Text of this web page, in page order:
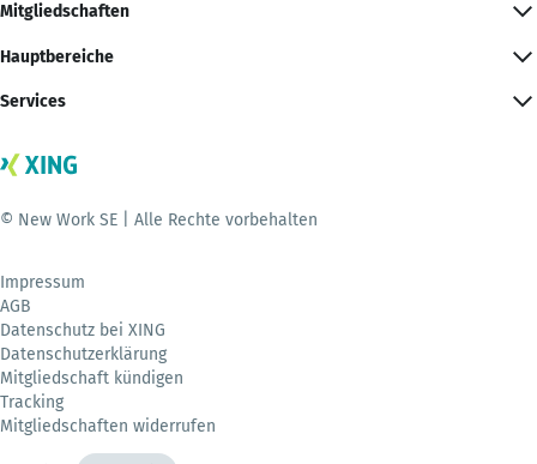
Mitgliedschaften
Hauptbereiche
Services
© New Work SE | Alle Rechte vorbehalten
Impressum
AGB
Datenschutz bei XING
Datenschutzerklärung
Mitgliedschaft kündigen
Tracking
Mitgliedschaften widerrufen